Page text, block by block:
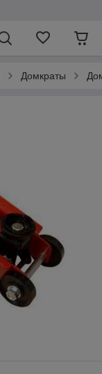
Домкраты